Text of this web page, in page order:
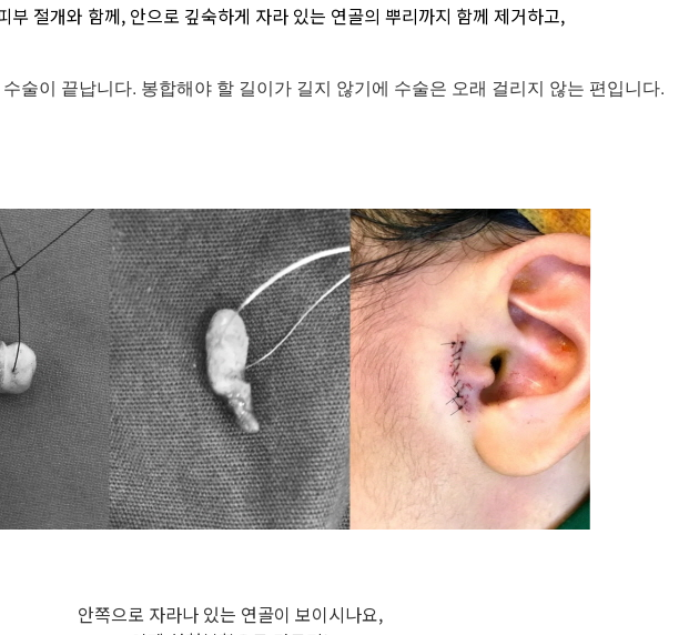
부 절개와 함께, 안으로 깊숙하게 자라 있는 연골의 뿌리까지 함께 제거하고,
술이 끝납니다. 봉합해야 할 길이가 길지 않기에 수술은 오래 걸리지 않는 편입니다.
안쪽으로 자라나 있는 연골이 보이시나요,